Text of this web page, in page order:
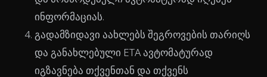
ინფორმაციას.
გადამზიდავი აახლებს შეგროვების თარიღს
და განახლებული ETA ავტომატურად
იგზავნება თქვენთან და თქვენს